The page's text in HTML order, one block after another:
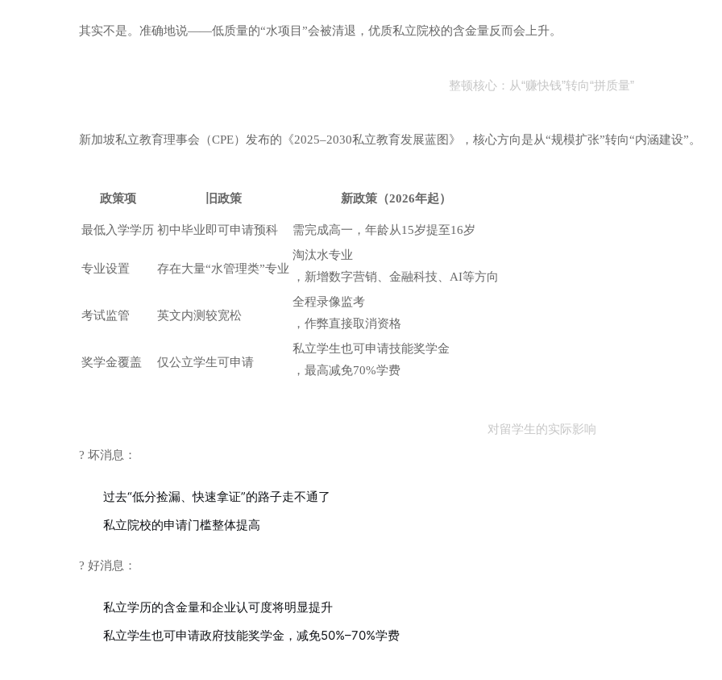
其实不是。准确地说——低质量的“水项目”会被清退，优质私立院校的含金量反而会上升。
整顿核心：从“赚快钱”转向“拼质量”
新加坡私立教育理事会（CPE）发布的《2025–2030私立教育发展蓝图》，核心方向是从“规模扩张”转向“内涵建设”。
政策项 旧政策 新政策（2026年起）
最低入学学历 初中毕业即可申请预科 需完成高一，年龄从15岁提至16岁
专业设置 存在大量“水管理类”专业
淘汰水专业
，新增数字营销、金融科技、AI等方向
考试监管 英文内测较宽松
全程录像监考
，作弊直接取消资格
奖学金覆盖 仅公立学生可申请
私立学生也可申请技能奖学金
，最高减免70%学费
对留学生的实际影响
? 坏消息：
过去“低分捡漏、快速拿证”的路子走不通了
私立院校的申请门槛整体提高
? 好消息：
私立学历的含金量和企业认可度将明显提升
私立学生也可申请政府技能奖学金，减免50%–70%学费